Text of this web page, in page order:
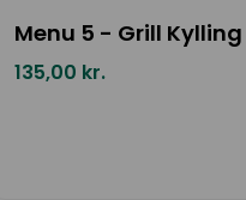
Menu 5 - Grill Kylling
135,00 kr.